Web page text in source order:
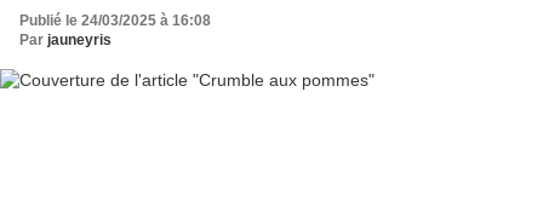
Publié le 24/03/2025 à 16:08
Par jauneyris